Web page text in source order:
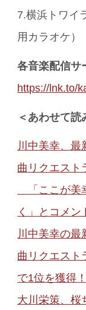
7.横浜トワイ
用カラオケ）
各音楽配信サ
https://lnk.to/
＜あわせて読
川中美幸、最
曲リクエスト
「ここが美
く」とコメン
川中美幸の最
曲リクエスト
で1位を獲得
大川栄策、桜